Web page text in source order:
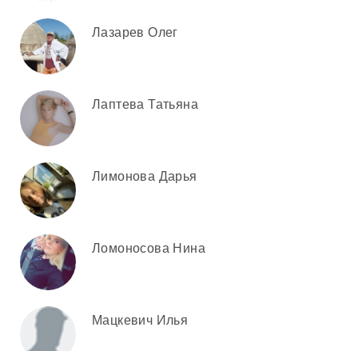
Лазарев Олег
Лаптева Татьяна
Лимонова Дарья
Ломоносова Нина
Мацкевич Илья